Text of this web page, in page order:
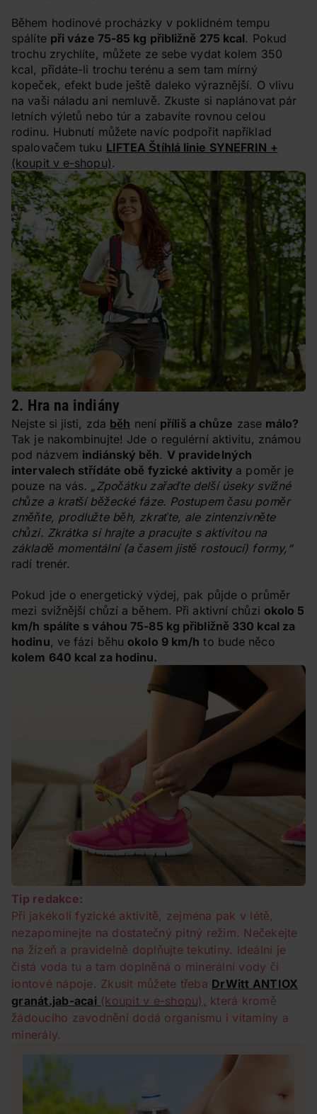
Během hodinové procházky v poklidném tempu
spálíte při váze 75-85 kg přibližně 275 kcal. Pokud
trochu zrychlíte, můžete ze sebe vydat kolem 350
kcal, přidáte-li trochu terénu a sem tam mírný
kopeček, efekt bude ještě daleko výraznější. O vlivu
na vaši náladu ani nemluvě. Zkuste si naplánovat pár
letních výletů nebo túr a zabavíte rovnou celou
rodinu. Hubnutí můžete navíc podpořit například
spalovačem tuku LIFTEA Štíhlá linie SYNEFRIN +
(koupit v e-shopu).
2. Hra na indiány
Nejste si jisti, zda běh není příliš a chůze zase málo?
Tak je nakombinujte! Jde o regulérní aktivitu, známou
pod názvem indiánský běh. V pravidelných
intervalech střídáte obě fyzické aktivity a poměr je
pouze na vás. „Zpočátku zařaďte delší úseky svižné
chůze a kratší běžecké fáze. Postupem času poměr
změňte, prodlužte běh, zkraťte, ale zintenzivněte
chůzi. Zkrátka si hrajte a pracujte s aktivitou na
základě momentální (a časem jistě rostoucí) formy,“
radí trenér.
Pokud jde o energetický výdej, pak půjde o průměr
mezi svižnější chůzí a během. Při aktivní chůzi okolo 5
km/h spálíte s váhou 75-85 kg přibližně 330 kcal za
hodinu, ve fázi běhu okolo 9 km/h to bude něco
kolem 640 kcal za hodinu.
Tip redakce:
Při jakékoli fyzické aktivitě, zejména pak v létě,
nezapomínejte na dostatečný pitný režim. Nečekejte
na žízeň a pravidelně doplňujte tekutiny. Ideální je
čistá voda tu a tam doplněná o minerální vody či
iontové nápoje. Zkusit můžete třeba DrWitt ANTIOX
granát.jab-acai (koupit v e-shopu), která kromě
žádoucího zavodnění dodá organismu i vitamíny a
minerály.